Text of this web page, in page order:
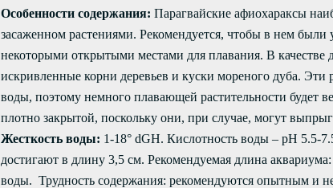
Особенности содержания:Парагвайские афиохараксы
засаженном растениями. Рекомендуется, чтобы в нем были
некоторыми открытыми местами для плавания. В качестве
искривленные корни деревьев и куски мореного дуба.
воды, поэтому немного плавающей растительности будет
плотно закрытой, поскольку они, при случае, могут
Жесткость воды: 1-18° dGH. Кислотность воды – pH 5.5-
достигают в длину 3,5 см. Рекомендуемая длина
воды. Трудность содержания: рекомендуются опытным и